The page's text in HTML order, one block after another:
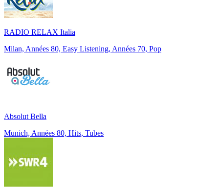
RADIO RELAX Italia
Milan, Années 80, Easy Listening, Années 70, Pop
Absolut Bella
Munich, Années 80, Hits, Tubes